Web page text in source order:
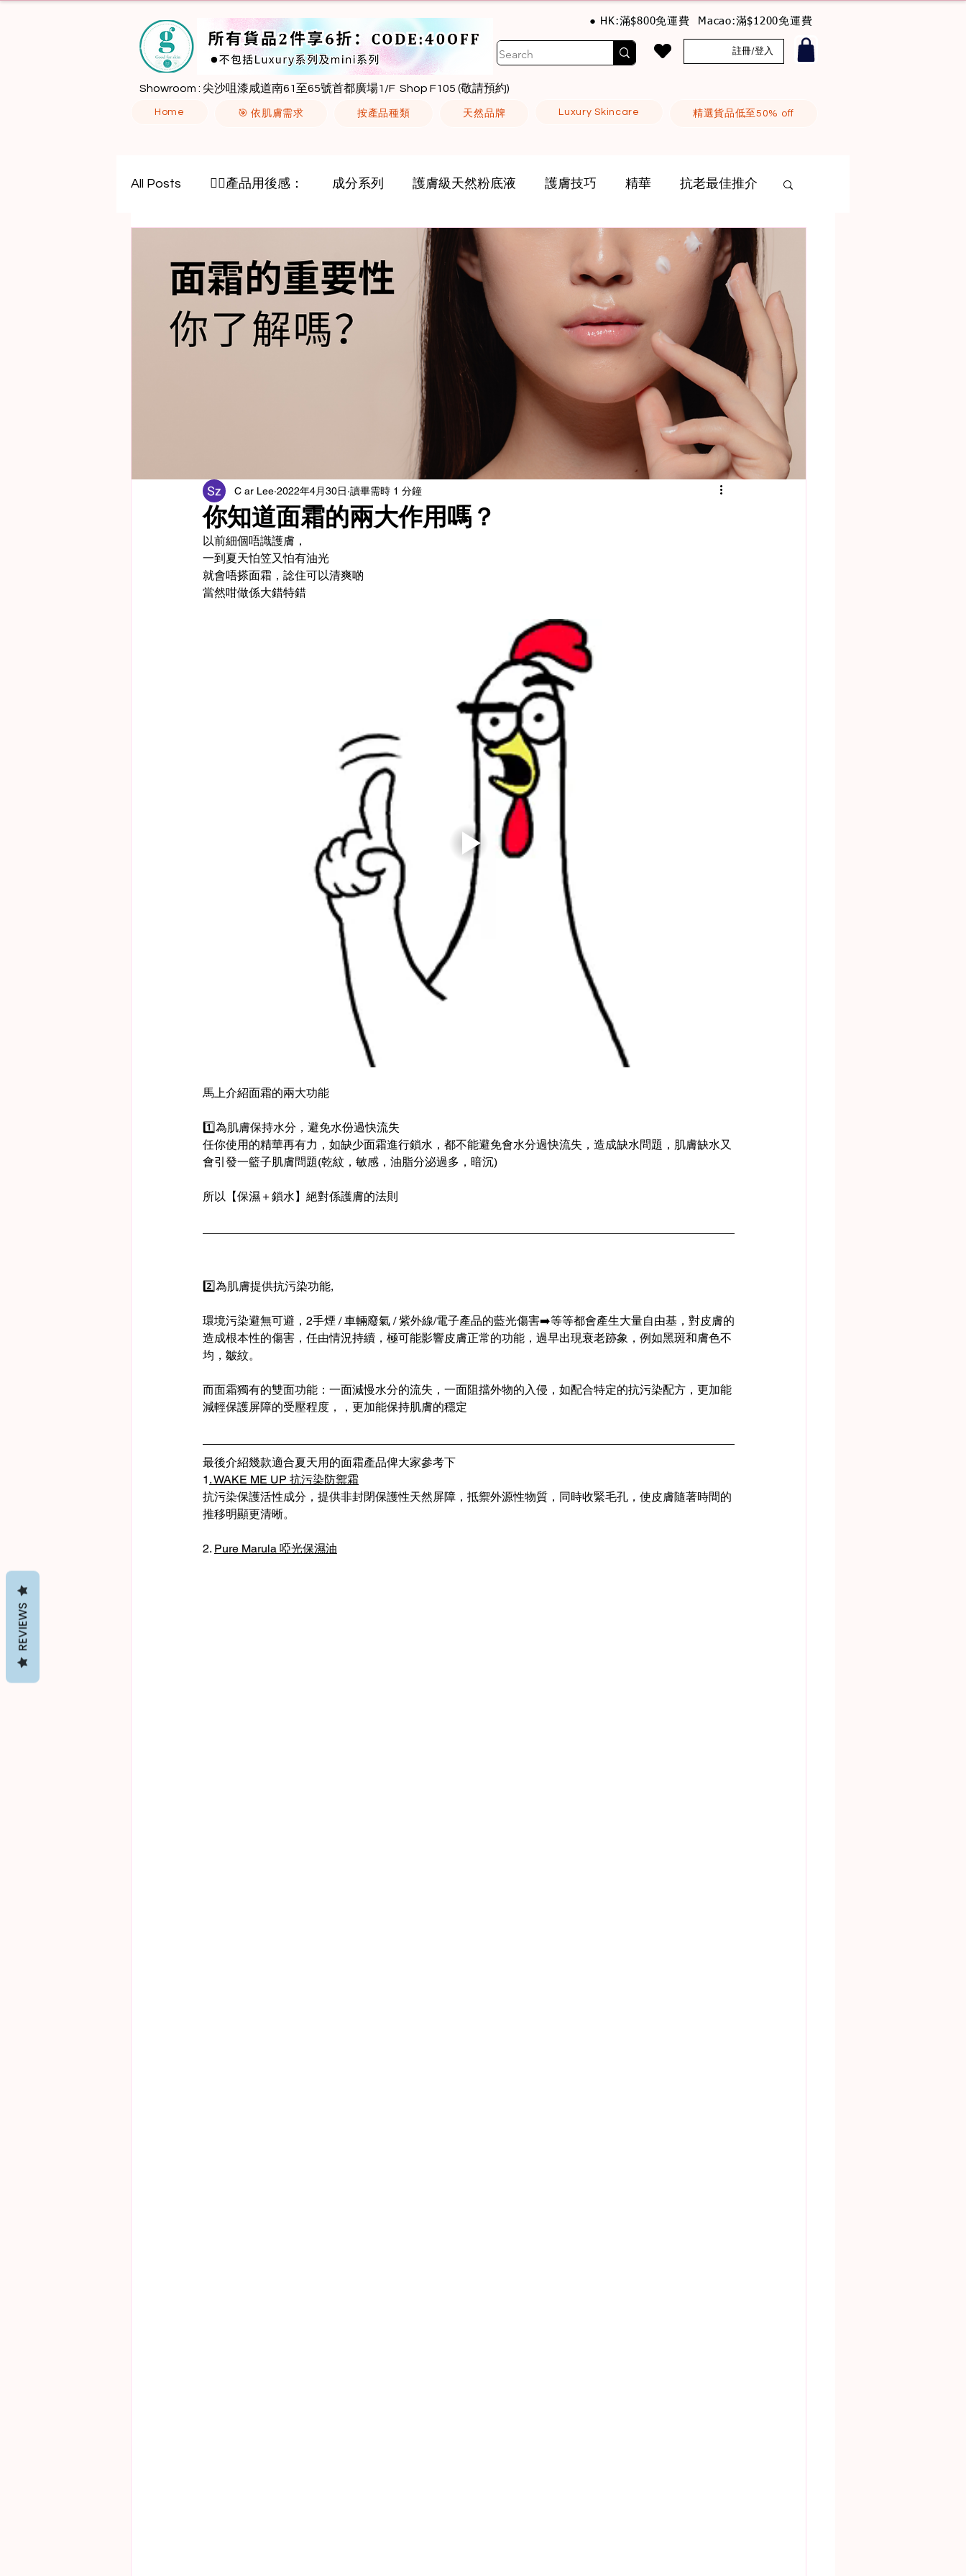
● HK:滿$800免運費 Macao:滿$1200免運費
註冊/登入
Showroom : 尖沙咀漆咸道南61至65號首都廣場1/F Shop F105 (敬請預約)
Home 🎯 依肌膚需求 按產品種類 天然品牌 Luxury Skincare 精選貨品低至50% off
All Posts 🙋‍♀️產品用後感： 成分系列 護膚級天然粉底液 護膚技巧 精華 抗老最佳推介
你知道面霜的兩大作用嗎？
C ar Lee 2022年4月30日 讀畢需時 1 分鐘
以前細個唔識護膚，
一到夏天怕笠又怕有油光
就會唔搽面霜，諗住可以清爽啲
當然咁做係大錯特錯
馬上介紹面霜的兩大功能
1️⃣為肌膚保持水分，避免水份過快流失
任你使用的精華再有力，如缺少面霜進行鎖水，都不能避免會水分過快流失，造成缺水問題，肌膚缺水又
會引發一籃子肌膚問題(乾紋，敏感，油脂分泌過多，暗沉)
所以【保濕＋鎖水】絕對係護膚的法則
2️⃣為肌膚提供抗污染功能,
環境污染避無可避，2手煙 / 車輛廢氣 / 紫外線/電子產品的藍光傷害➡️等等都會產生大量自由基，對皮膚的
造成根本性的傷害，任由情況持續，極可能影響皮膚正常的功能，過早出現衰老跡象，例如黑斑和膚色不
均，皺紋。
而面霜獨有的雙面功能：一面減慢水分的流失，一面阻擋外物的入侵，如配合特定的抗污染配方，更加能
減輕保護屏障的受壓程度，，更加能保持肌膚的穩定
最後介紹幾款適合夏天用的面霜產品俾大家參考下
1 . WAKE ME UP 抗污染防禦霜
抗污染保護活性成分，提供非封閉保護性天然屏障，抵禦外源性物質，同時收緊毛孔，使皮膚隨著時間的
推移明顯更清晰。
2. Pure Marula 啞光保濕油
REVIEWS